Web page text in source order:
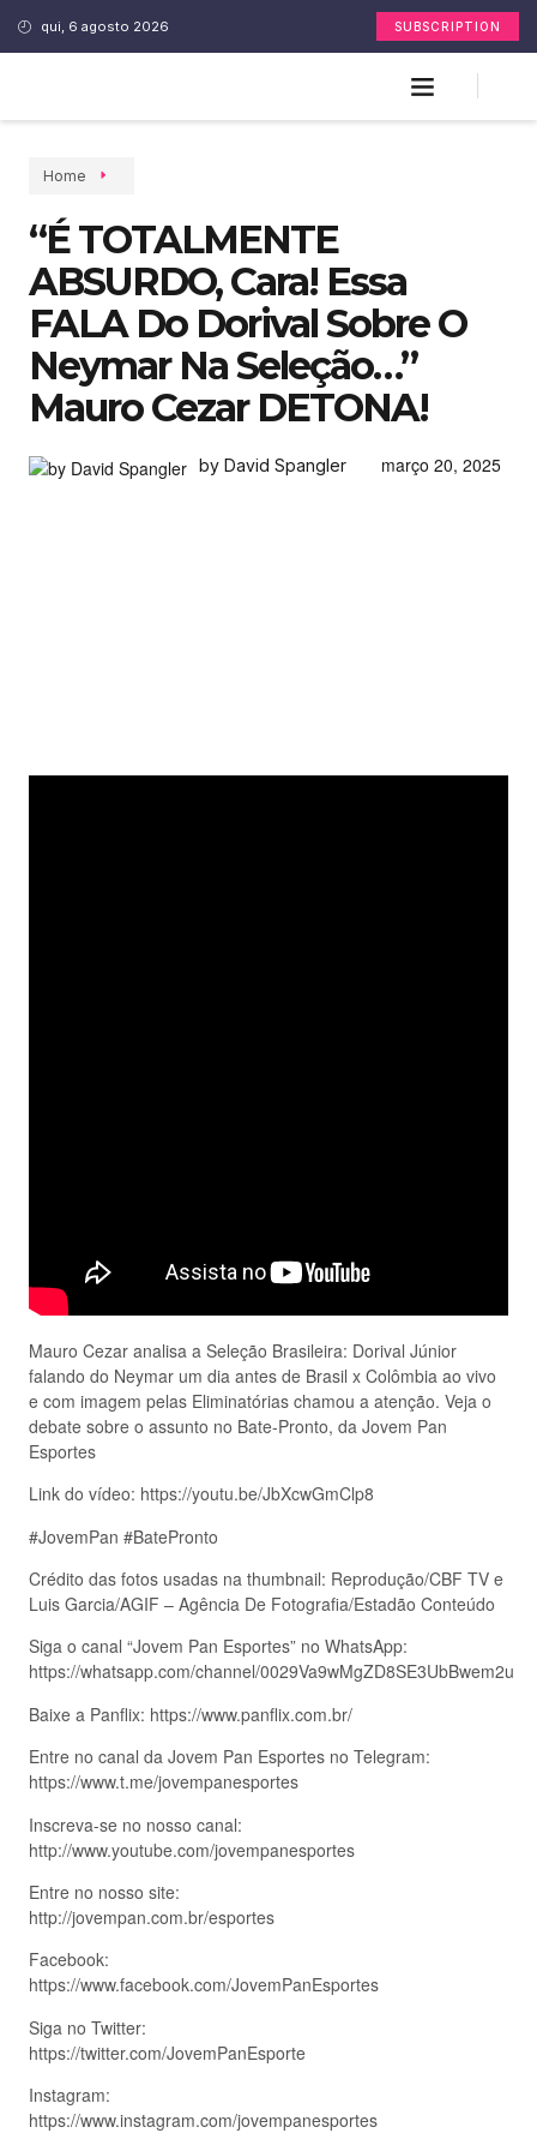
qui, 6 agosto 2026 SUBSCRIPTION
Home
“É TOTALMENTE
ABSURDO, Cara! Essa
FALA Do Dorival Sobre O
Neymar Na Seleção…”
Mauro Cezar DETONA!
by David Spangler março 20, 2025
Mauro Cezar analisa a Seleção Brasileira: Dorival Júnior
falando do Neymar um dia antes de Brasil x Colômbia ao vivo
e com imagem pelas Eliminatórias chamou a atenção. Veja o
debate sobre o assunto no Bate-Pronto, da Jovem Pan
Esportes
Link do vídeo: https://youtu.be/JbXcwGmClp8
#JovemPan #BatePronto
Crédito das fotos usadas na thumbnail: Reprodução/CBF TV e
Luis Garcia/AGIF – Agência De Fotografia/Estadão Conteúdo
Siga o canal “Jovem Pan Esportes” no WhatsApp:
https://whatsapp.com/channel/0029Va9wMgZD8SE3UbBwem2u
Baixe a Panflix: https://www.panflix.com.br/
Entre no canal da Jovem Pan Esportes no Telegram:
https://www.t.me/jovempanesportes
Inscreva-se no nosso canal:
http://www.youtube.com/jovempanesportes
Entre no nosso site:
http://jovempan.com.br/esportes
Facebook:
https://www.facebook.com/JovemPanEsportes
Siga no Twitter:
https://twitter.com/JovemPanEsporte
Instagram:
https://www.instagram.com/jovempanesportes